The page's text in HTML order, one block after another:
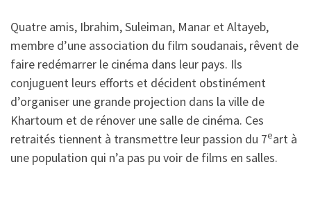
Quatre amis, Ibrahim, Suleiman, Manar et Altayeb,
membre d’une association du film soudanais, rêvent de
faire redémarrer le cinéma dans leur pays. Ils
conjuguent leurs efforts et décident obstinément
d’organiser une grande projection dans la ville de
Khartoum et de rénover une salle de cinéma. Ces
retraités tiennent à transmettre leur passion du 7eart à
une population qui n’a pas pu voir de films en salles.